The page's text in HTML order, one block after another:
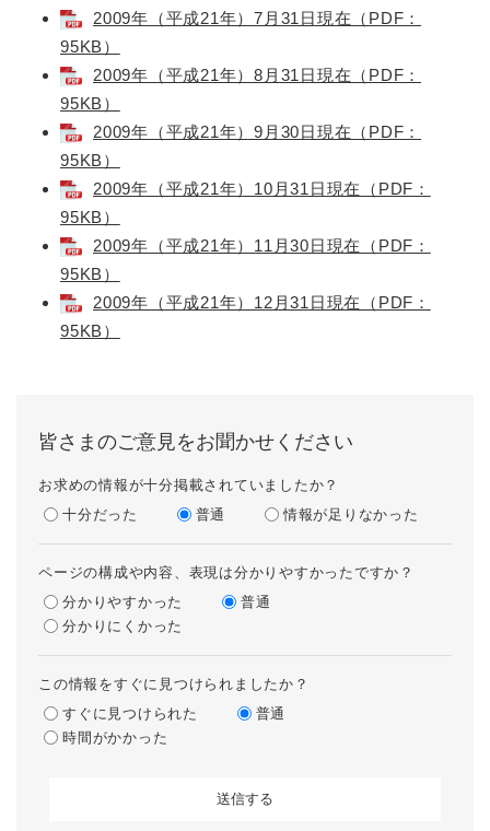
2009年（平成21年）7月31日現在（PDF：
95KB）
2009年（平成21年）8月31日現在（PDF：
95KB）
2009年（平成21年）9月30日現在（PDF：
95KB）
2009年（平成21年）10月31日現在（PDF：
95KB）
2009年（平成21年）11月30日現在（PDF：
95KB）
2009年（平成21年）12月31日現在（PDF：
95KB）
皆さまのご意見をお聞かせください
お求めの情報が十分掲載されていましたか？
十分だった
普通 情報が足りなかった
ページの構成や内容、表現は分かりやすかったですか？
分かりやすかった
普通
分かりにくかった
この情報をすぐに見つけられましたか？
すぐに見つけられた
普通
時間がかかった